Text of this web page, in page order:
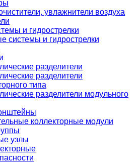
увлажнители воздуха
и гидрострелки
системы и гидрострелки
разделители
разделители
типа
разделители модульного
коллекторные модули
узлы